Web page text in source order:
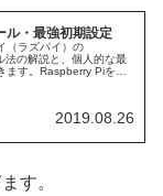
ル・最強初期設定
（ラズパイ）の
法の解説と、個人的な最
ます。Raspberry Piを
2019.08.26
す。